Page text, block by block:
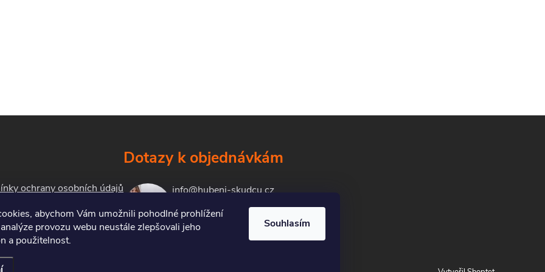
abychom Vám umožnili pohodlné prohlížení
provozu webu neustále zlepšovali jeho
a použitelnost.
Souhlasím
ochrany osobních údajů
Dotazy k objednávkám
info@hubeni-skudcu.cz